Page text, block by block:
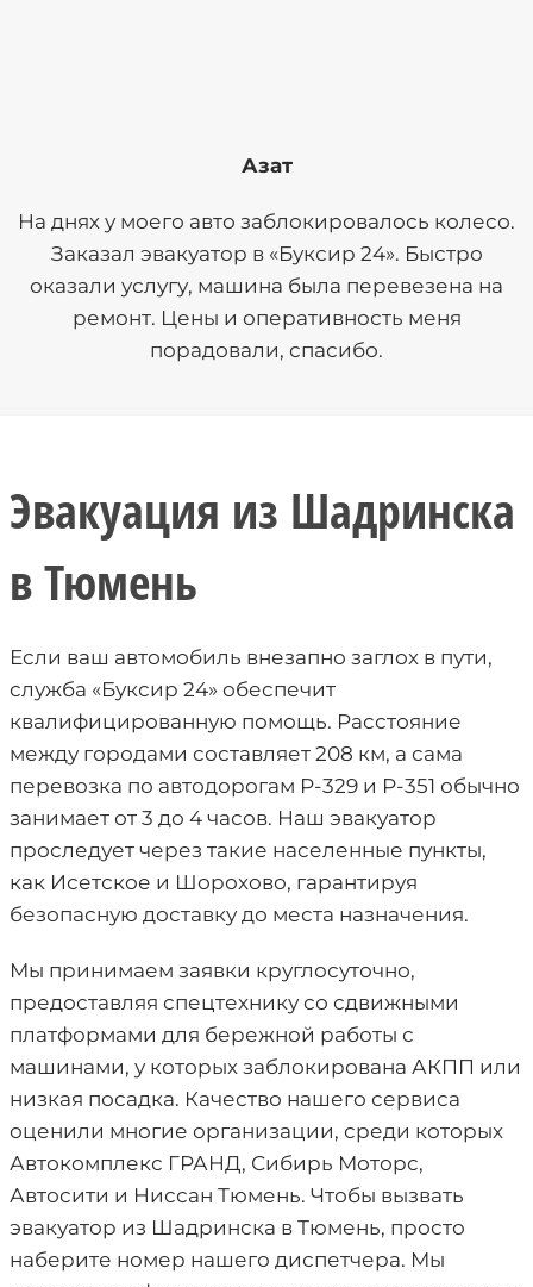
Азат
На днях у моего авто заблокировалось колесо.
Заказал эвакуатор в «Буксир 24». Быстро
оказали услугу, машина была перевезена на
ремонт. Цены и оперативность меня
порадовали, спасибо.
Эвакуация из Шадринска
в Тюмень
Если ваш автомобиль внезапно заглох в пути,
служба «Буксир 24» обеспечит
квалифицированную помощь. Расстояние
между городами составляет 208 км, а сама
перевозка по автодорогам Р-329 и Р-351 обычно
занимает от 3 до 4 часов. Наш эвакуатор
проследует через такие населенные пункты,
как Исетское и Шорохово, гарантируя
безопасную доставку до места назначения.
Мы принимаем заявки круглосуточно,
предоставляя спецтехнику со сдвижными
платформами для бережной работы с
машинами, у которых заблокирована АКПП или
низкая посадка. Качество нашего сервиса
оценили многие организации, среди которых
Автокомплекс ГРАНД, Сибирь Моторс,
Автосити и Ниссан Тюмень. Чтобы вызвать
эвакуатор из Шадринска в Тюмень, просто
наберите номер нашего диспетчера. Мы